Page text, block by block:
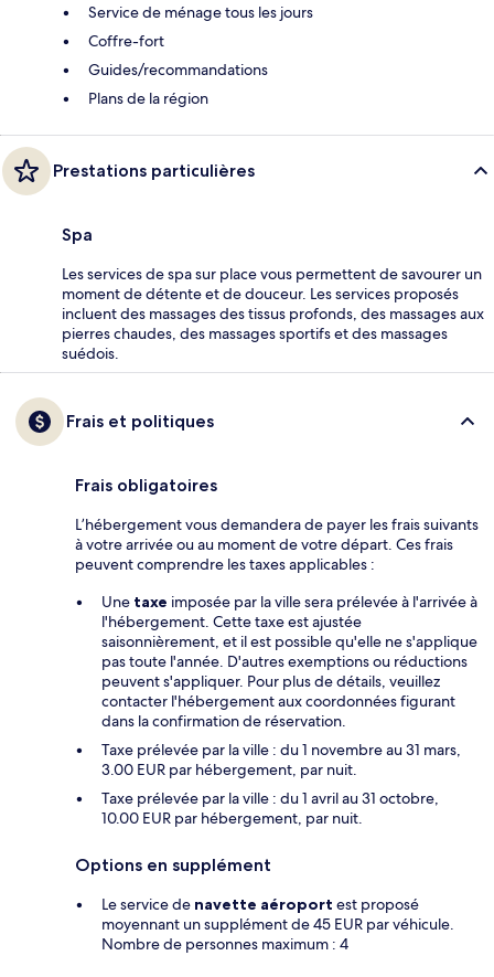
Service de ménage tous les jours
Coffre-fort
Guides/recommandations
Plans de la région
Prestations particulières
Spa
Les services de spa sur place vous permettent de savourer un
moment de détente et de douceur. Les services proposés
incluent des massages des tissus profonds, des massages aux
pierres chaudes, des massages sportifs et des massages
suédois.
Frais et politiques
Frais obligatoires
L’hébergement vous demandera de payer les frais suivants
à votre arrivée ou au moment de votre départ. Ces frais
peuvent comprendre les taxes applicables :
Une taxe imposée par la ville sera prélevée à l'arrivée à
l'hébergement. Cette taxe est ajustée
saisonnièrement, et il est possible qu'elle ne s'applique
pas toute l'année. D'autres exemptions ou réductions
peuvent s'appliquer. Pour plus de détails, veuillez
contacter l'hébergement aux coordonnées figurant
dans la confirmation de réservation.
Taxe prélevée par la ville : du 1 novembre au 31 mars,
3.00 EUR par hébergement, par nuit.
Taxe prélevée par la ville : du 1 avril au 31 octobre,
10.00 EUR par hébergement, par nuit.
Options en supplément
Le service de navette aéroport est proposé
moyennant un supplément de 45 EUR par véhicule.
Nombre de personnes maximum : 4